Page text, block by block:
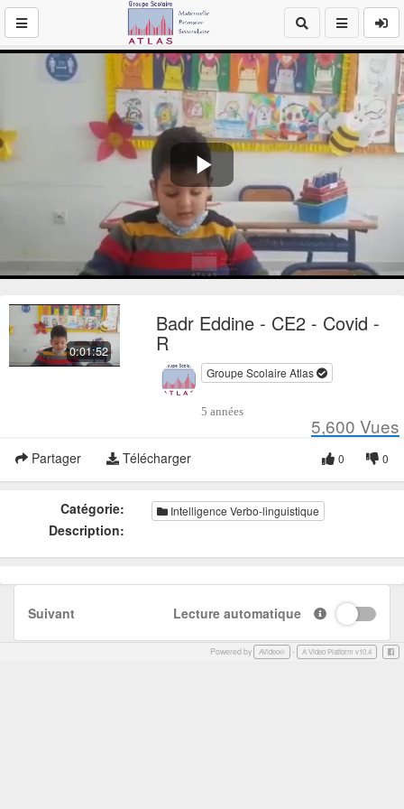
Play
Video
0:01:52
Badr Eddine - CE2 - Covid -
R
Groupe Scolaire Atlas
5 années
5,600 Vues
Partager Télécharger 0
0
Catégorie: Intelligence Verbo-linguistique
Description:
Suivant Lecture automatique
Powered by AVideo® - A Video Platform v10.4